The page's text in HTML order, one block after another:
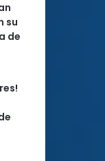
su
de